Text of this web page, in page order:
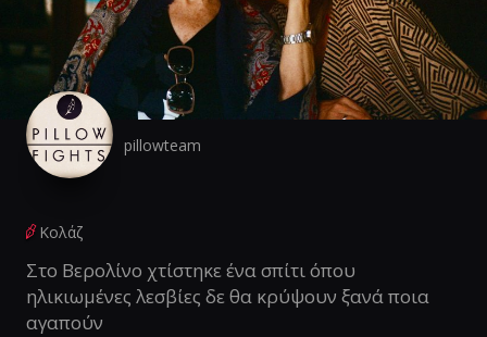
pillowteam
Κολάζ
Στο Βερολίνο χτίστηκε ένα σπίτι όπου
ηλικιωμένες λεσβίες δε θα κρύψουν ξανά ποια
αγαπούν